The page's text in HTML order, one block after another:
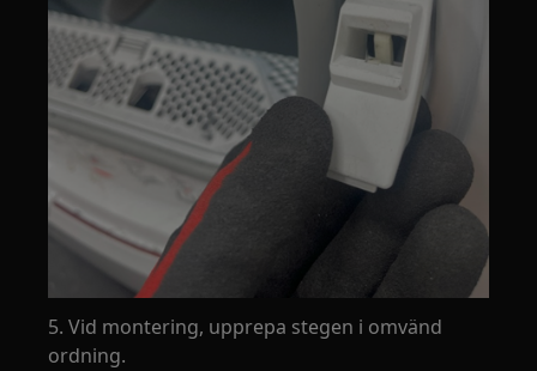
5. Vid montering, upprepa stegen i omvänd
ordning.